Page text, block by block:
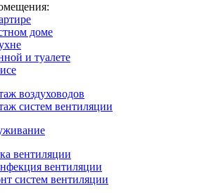
доме
и туалете
воздуховодов
систем вентиляции
вентиляции
вентиляции
систем вентиляции